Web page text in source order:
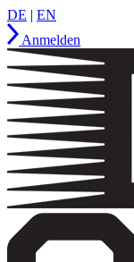
DE | EN
Anmelden